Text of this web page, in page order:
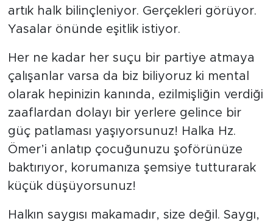
artık halk bilinçleniyor. Gerçekleri görüyor.
Yasalar önünde eşitlik istiyor.
Her ne kadar her suçu bir partiye atmaya
çalışanlar varsa da biz biliyoruz ki mental
olarak hepinizin kanında, ezilmişliğin verdiği
zaaflardan dolayı bir yerlere gelince bir
güç patlaması yaşıyorsunuz! Halka Hz.
Ömer’i anlatıp çocuğunuzu şoförünüze
baktırıyor, korumanıza şemsiye tutturarak
küçük düşüyorsunuz!
Halkın saygısı makamadır, size değil. Saygı,